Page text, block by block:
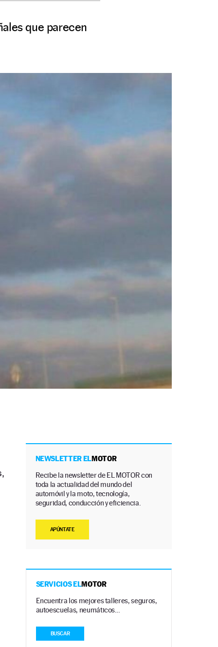
que parecen
NEWSLETTER ELMOTOR
Recibe la newsletter de EL MOTOR con
toda la actualidad del mundo del
automóvil y la moto, tecnología,
seguridad, conducción y eficiencia.
APÚNTATE
SERVICIOS ELMOTOR
Encuentra los mejores talleres, seguros,
autoescuelas, neumáticos…
BUSCAR